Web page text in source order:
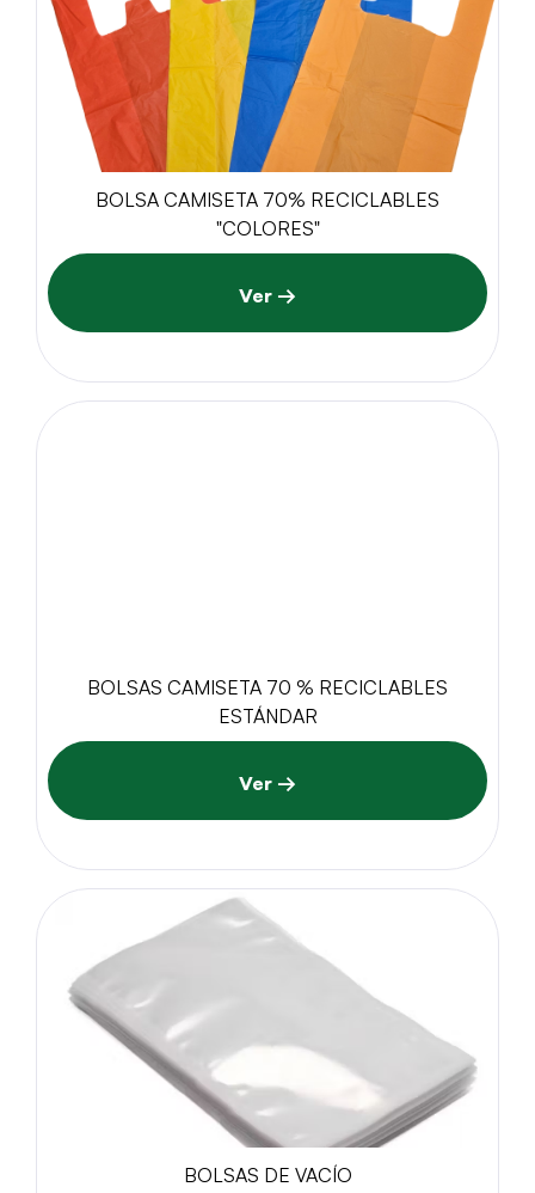
BOLSA CAMISETA 70% RECICLABLES
"COLORES"
Ver →
BOLSAS CAMISETA 70 % RECICLABLES
ESTÁNDAR
Ver →
BOLSAS DE VACÍO